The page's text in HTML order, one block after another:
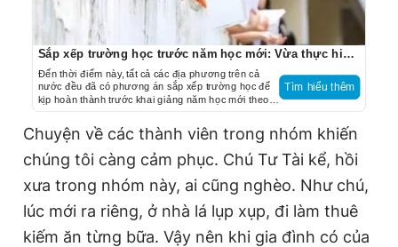
Sắp xếp trường học trước năm học mới: Vừa thực hiện vừa chờ hướng dẫn
Đến thời điểm này, tất cả các địa phương trên cả
nước đều đã có phương án sắp xếp trường học để
kịp hoàn thành trước khai giảng năm học mới theo
yêu cầu.
Tìm hiểu thêm
Chuyện về các thành viên trong nhóm khiến
chúng tôi càng cảm phục. Chú Tư Tài kể, hồi
xưa trong nhóm này, ai cũng nghèo. Như chú,
lúc mới ra riêng, ở nhà lá lụp xụp, đi làm thuê
kiếm ăn từng bữa. Vậy nên khi gia đình có của